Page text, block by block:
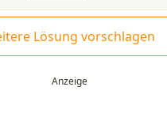
Lösung vorschlagen